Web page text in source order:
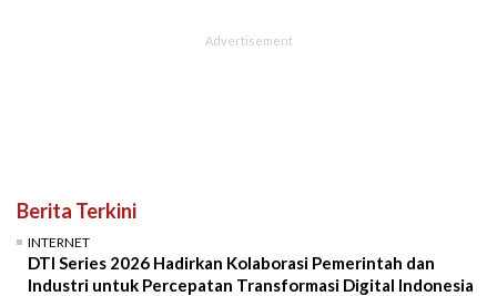
Berita Terkini
INTERNET
DTI Series 2026 Hadirkan Kolaborasi Pemerintah dan
Industri untuk Percepatan Transformasi Digital Indonesia